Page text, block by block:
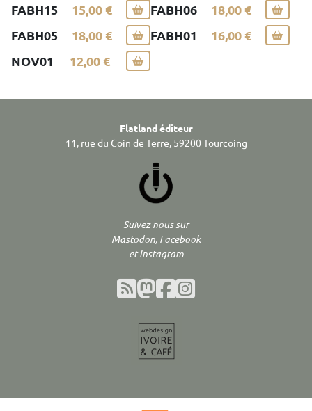
FABH15 15,00 € FABH06
18,00 €
FABH05
18,00 € FABH01
16,00 €
NOV01
12,00 €
Flatland éditeur
11, rue du Coin de Terre, 59200 Tourcoing
Suivez-nous sur
Mastodon, Facebook
et Instagram